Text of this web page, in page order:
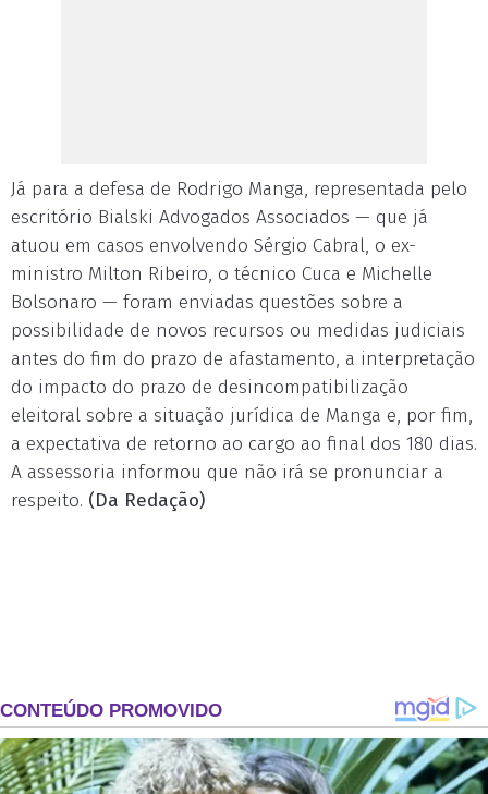
Já para a defesa de Rodrigo Manga, representada pelo
escritório Bialski Advogados Associados — que já
atuou em casos envolvendo Sérgio Cabral, o ex-
ministro Milton Ribeiro, o técnico Cuca e Michelle
Bolsonaro — foram enviadas questões sobre a
possibilidade de novos recursos ou medidas judiciais
antes do fim do prazo de afastamento, a interpretação
do impacto do prazo de desincompatibilização
eleitoral sobre a situação jurídica de Manga e, por fim,
a expectativa de retorno ao cargo ao final dos 180 dias.
A assessoria informou que não irá se pronunciar a
respeito. (Da Redação)